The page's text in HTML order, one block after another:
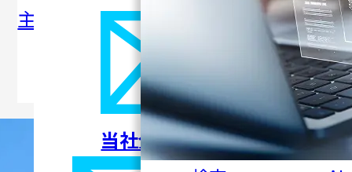
主総会
よくあ
ご質問
当社全般について